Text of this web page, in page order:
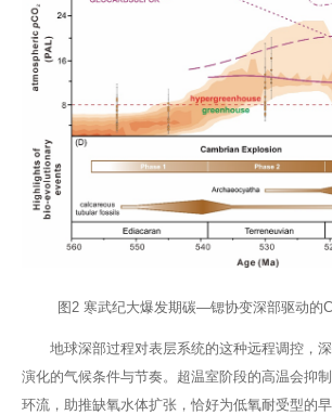
图2 寒武纪大爆发期碳—锶协变深部驱动的
地球深部过程对表层系统的这种远程调控，
演化的气候条件与节奏。超温室阶段的高温会抑
环流，助推缺氧水体扩张，恰好为低氧耐受型的